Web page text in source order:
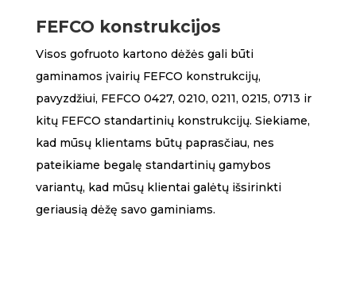
FEFCO konstrukcijos
Visos gofruoto kartono dėžės gali būti
gaminamos įvairių FEFCO konstrukcijų,
pavyzdžiui, FEFCO 0427, 0210, 0211, 0215, 0713 ir
kitų FEFCO standartinių konstrukcijų. Siekiame,
kad mūsų klientams būtų paprasčiau, nes
pateikiame begalę standartinių gamybos
variantų, kad mūsų klientai galėtų išsirinkti
geriausią dėžę savo gaminiams.